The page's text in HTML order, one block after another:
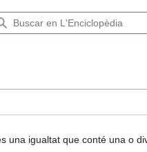
una igualtat que conté una o